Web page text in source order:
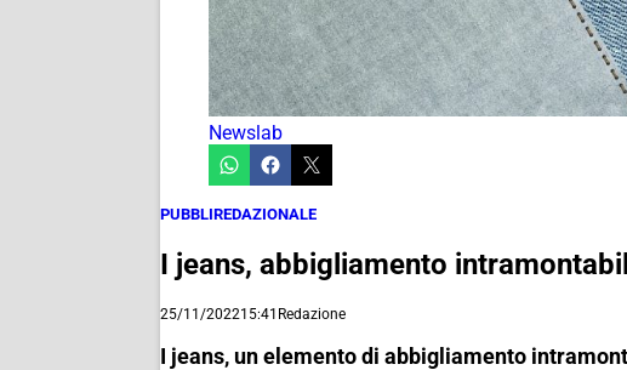
Newslab
PUBBLIREDAZIONALE
I jeans, abbigliamento
25/11/202215:41 Redazione
I jeans, un elemento di abbigliamento